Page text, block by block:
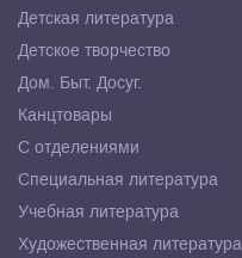
Детская литература
Детское творчество
Дом. Быт. Досуг.
Канцтовары
С отделениями
Специальная литература
Учебная литература
Художественная литература